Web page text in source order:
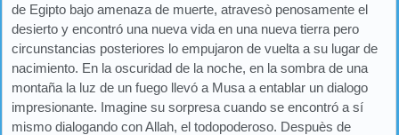
de Egipto bajo amenaza de muerte, atravesò penosamente el
desierto y encontró una nueva vida en una nueva tierra pero
circunstancias posteriores lo empujaron de vuelta a su lugar de
nacimiento. En la oscuridad de la noche, en la sombra de una
montaña la luz de un fuego llevó a Musa a entablar un dialogo
impresionante. Imagine su sorpresa cuando se encontró a sí
mismo dialogando con Allah, el todopoderoso. Despuès de